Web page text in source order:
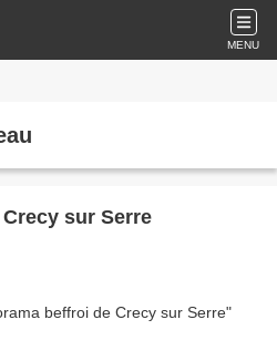
MENU
sur Serre